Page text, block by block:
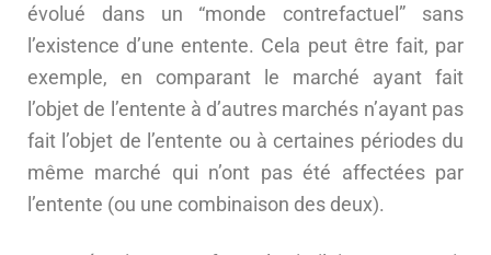
évolué dans un “monde contrefactuel” sans
l’existence d’une entente. Cela peut être fait, par
exemple, en comparant le marché ayant fait
l’objet de l’entente à d’autres marchés n’ayant pas
fait l’objet de l’entente ou à certaines périodes du
même marché qui n’ont pas été affectées par
l’entente (ou une combinaison des deux).